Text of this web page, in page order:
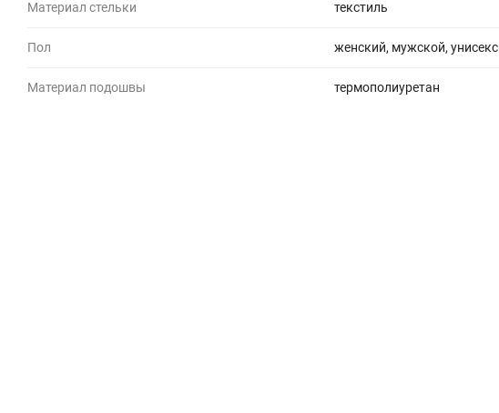
Материал стельки текстиль
Пол женский, мужской, унисекс
Материал подошвы термополиуретан